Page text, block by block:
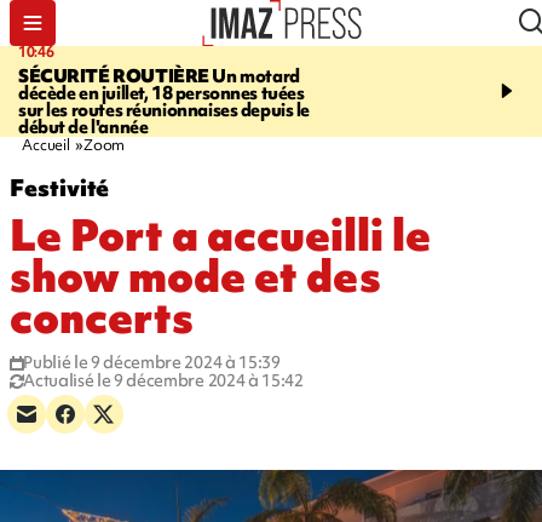
10:46
SÉCURITÉ ROUTIÈREUn motard
décède en juillet, 18 personnes tuées
sur les routes réunionnaises depuis le
début de l'année
13:49
mineurs - un courrier
Accueil Zoom
Festivité
Le Port a accueilli le
show mode et des
concerts
Publié le 9 décembre 2024 à 15:39
Actualisé le 9 décembre 2024 à 15:42